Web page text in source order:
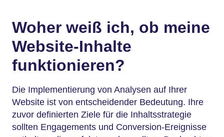
Woher weiß ich, ob meine
Website-Inhalte
funktionieren?
Die Implementierung von Analysen auf Ihrer
Website ist von entscheidender Bedeutung. Ihre
zuvor definierten Ziele für die Inhaltsstrategie
sollten Engagements und Conversion-Ereignisse